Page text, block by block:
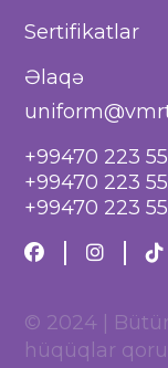
Sertifikatlar
Əlaqə
+99470 223
+99470 223
+99470 223
© 2024 |
hüqüqlar